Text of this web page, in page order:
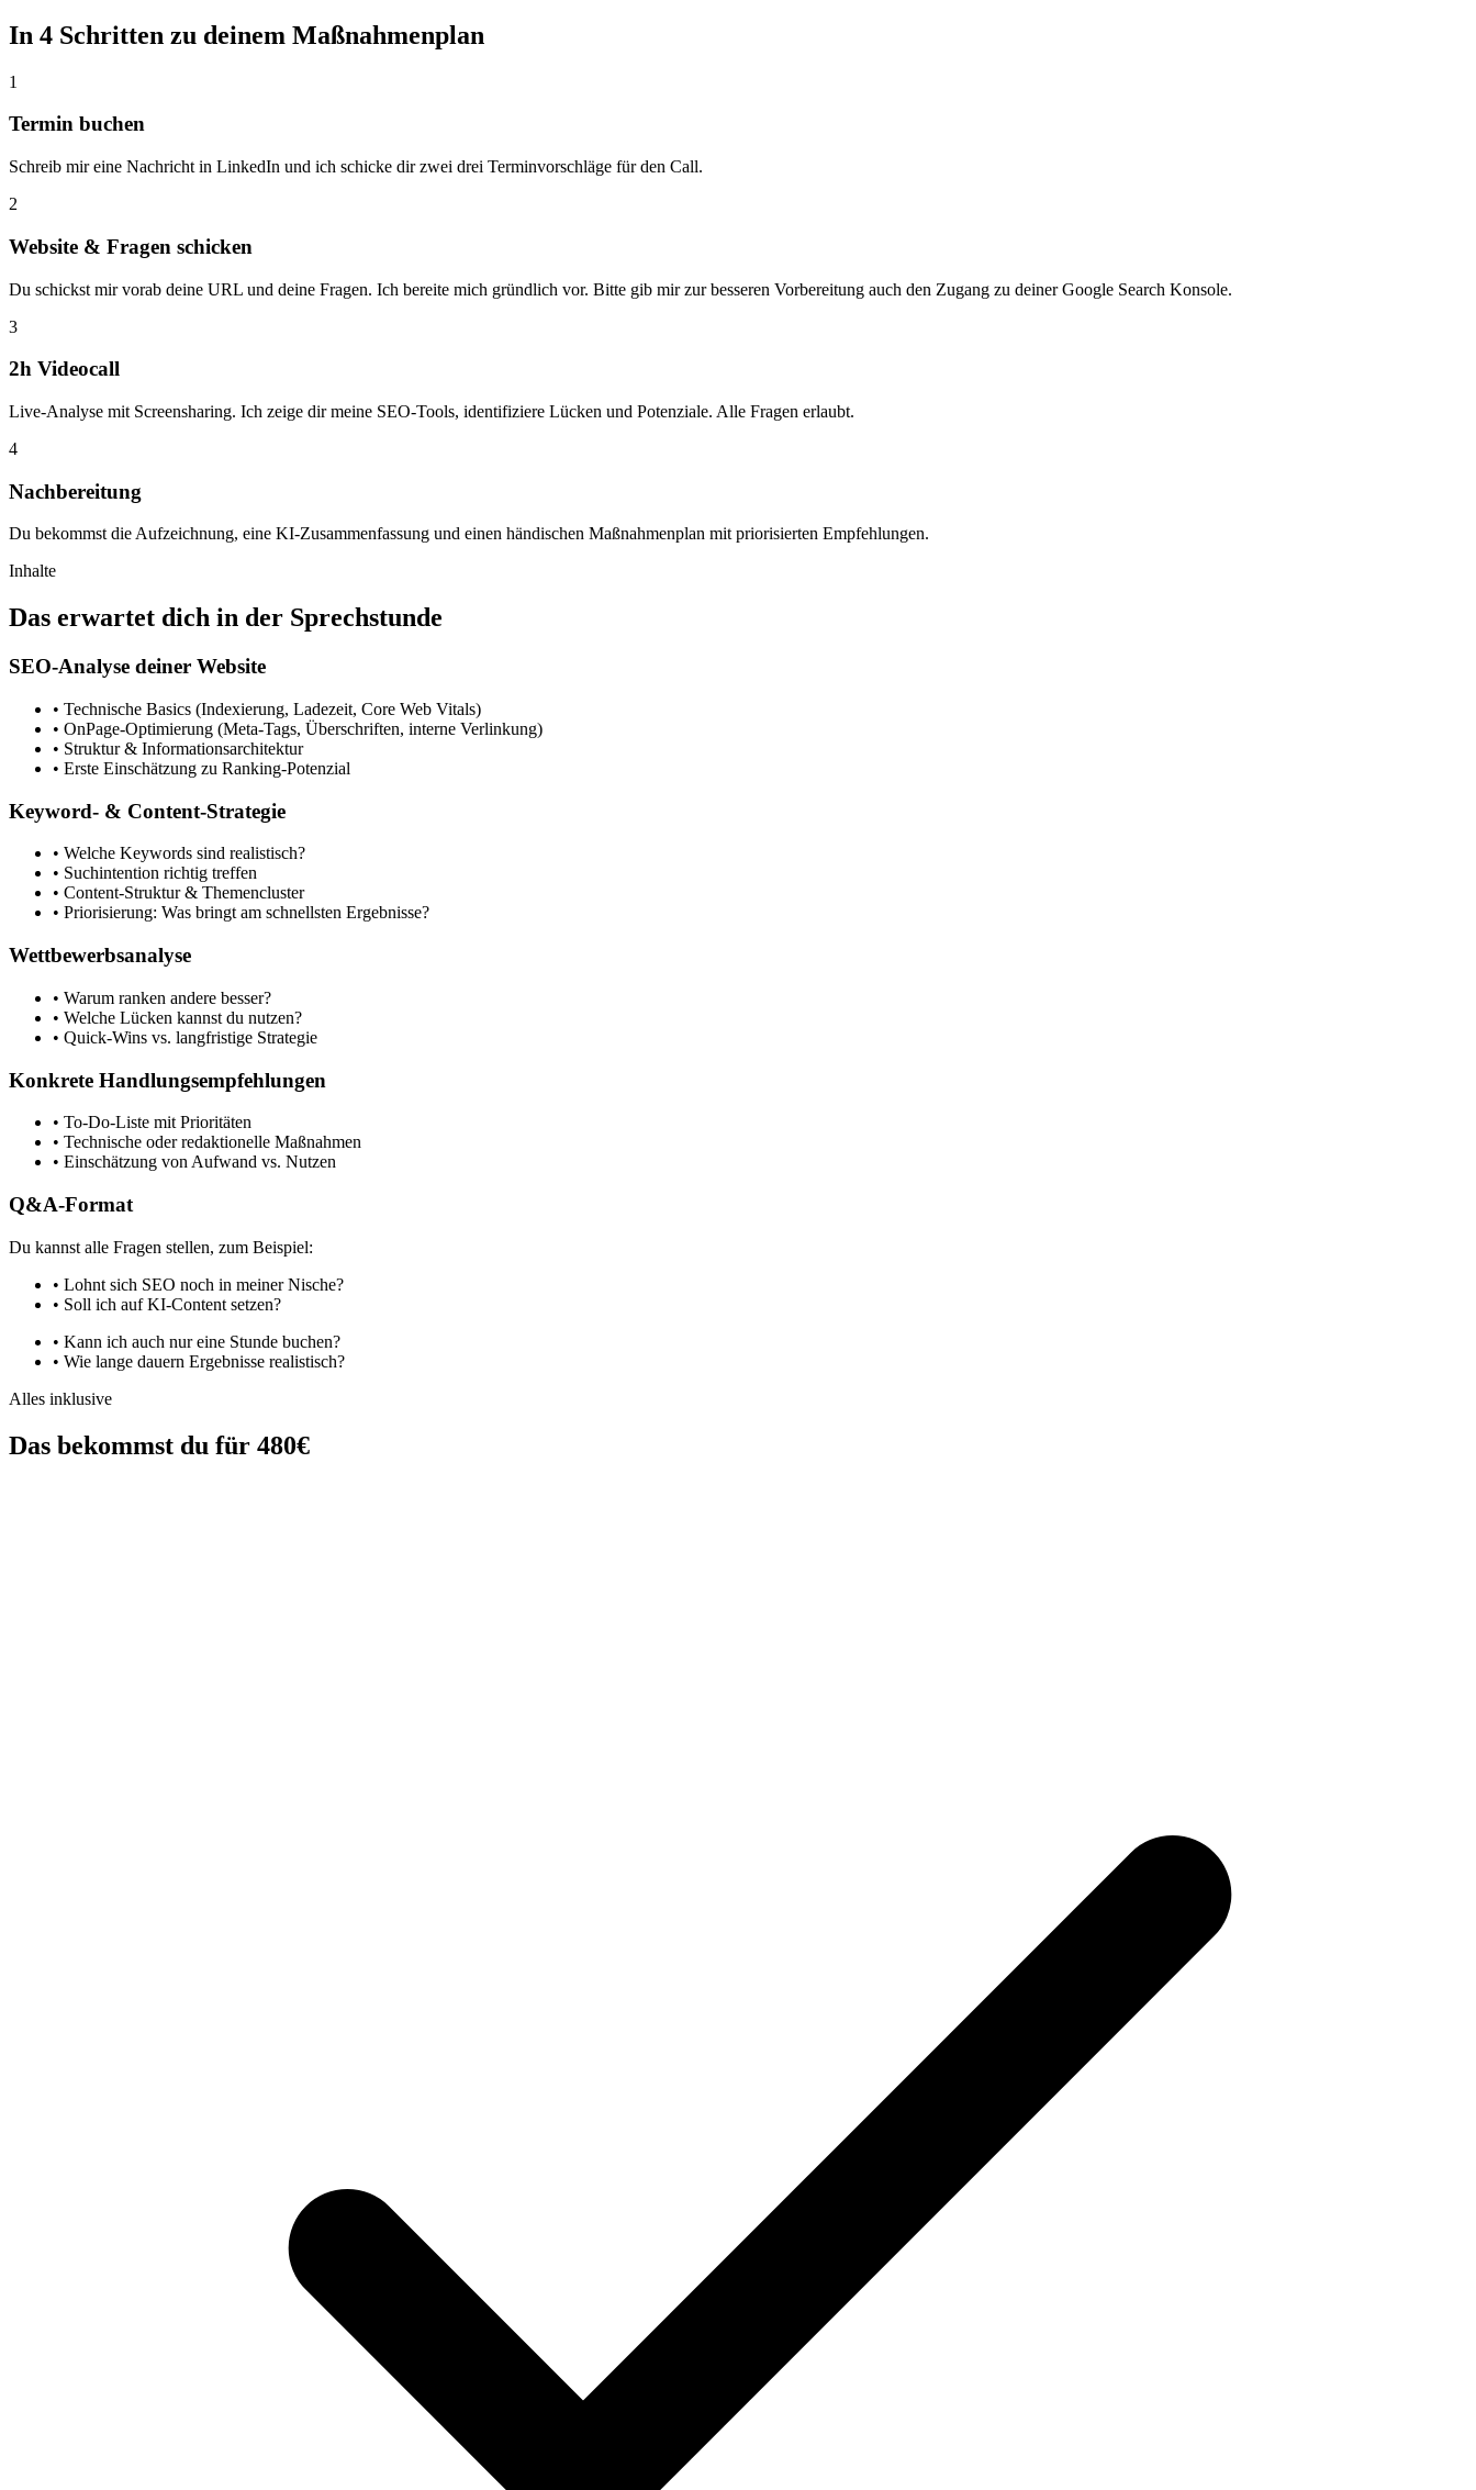
In 4 Schritten zu deinem Maßnahmenplan
1
Termin buchen
Schreib mir eine Nachricht in LinkedIn und ich schicke dir zwei drei Terminvorschläge für den Call.
2
Website & Fragen schicken
Du schickst mir vorab deine URL und deine Fragen. Ich bereite mich gründlich vor. Bitte gib mir zur besseren Vorbereitung auch den Zugang zu deiner Google Search Konsole.
3
2h Videocall
Live-Analyse mit Screensharing. Ich zeige dir meine SEO-Tools, identifiziere Lücken und Potenziale. Alle Fragen erlaubt.
4
Nachbereitung
Du bekommst die Aufzeichnung, eine KI-Zusammenfassung und einen händischen Maßnahmenplan mit priorisierten Empfehlungen.
Inhalte
Das erwartet dich in der Sprechstunde
SEO-Analyse deiner Website
• Technische Basics (Indexierung, Ladezeit, Core Web Vitals)
• OnPage-Optimierung (Meta-Tags, Überschriften, interne Verlinkung)
• Struktur & Informationsarchitektur
• Erste Einschätzung zu Ranking-Potenzial
Keyword- & Content-Strategie
• Welche Keywords sind realistisch?
• Suchintention richtig treffen
• Content-Struktur & Themencluster
• Priorisierung: Was bringt am schnellsten Ergebnisse?
Wettbewerbsanalyse
• Warum ranken andere besser?
• Welche Lücken kannst du nutzen?
• Quick-Wins vs. langfristige Strategie
Konkrete Handlungsempfehlungen
• To-Do-Liste mit Prioritäten
• Technische oder redaktionelle Maßnahmen
• Einschätzung von Aufwand vs. Nutzen
Q&A-Format
Du kannst alle Fragen stellen, zum Beispiel:
• Lohnt sich SEO noch in meiner Nische?
• Soll ich auf KI-Content setzen?
• Kann ich auch nur eine Stunde buchen?
• Wie lange dauern Ergebnisse realistisch?
Alles inklusive
Das bekommst du für 480€